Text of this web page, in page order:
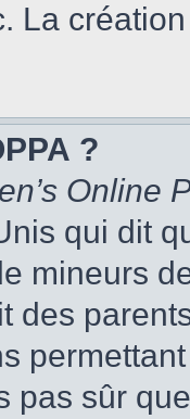
La
?
Online
qui dit
mineurs
des
pas sûr